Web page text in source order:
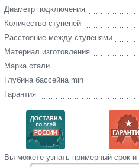
Диаметр подключения
Количество ступеней
Расстояние между ступенями
Материал изготовления
Марка стали
Глубина бассейна min
Гарантия
Вы‌ можете‌ узнать‌ примерный срок и